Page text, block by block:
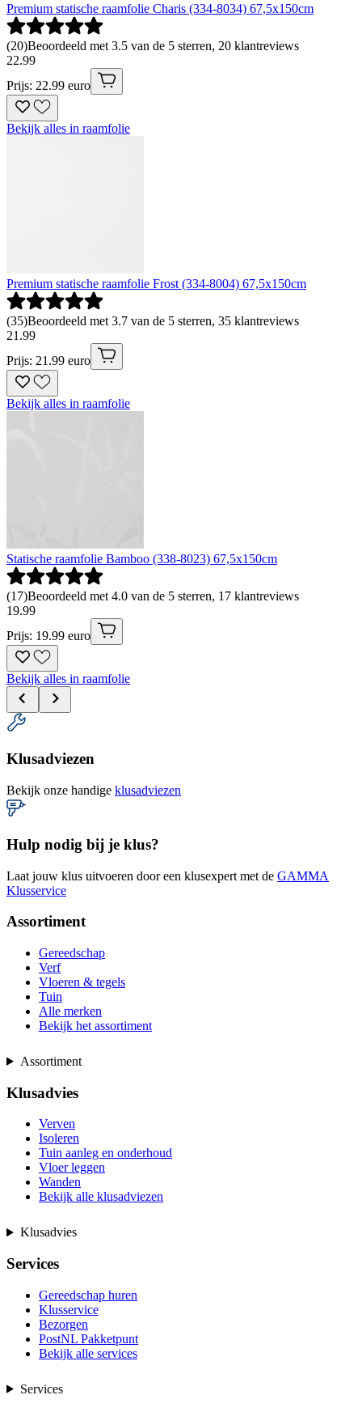
Premium statische raamfolie Charis (334-8034) 67,5x150cm
(20)Beoordeeld met 3.5 van de 5 sterren, 20 klantreviews
22.99
Prijs: 22.99 euro
Bekijk alles in raamfolie
Premium statische raamfolie Frost (334-8004) 67,5x150cm
(35)Beoordeeld met 3.7 van de 5 sterren, 35 klantreviews
21 .99
Prijs: 21.99 euro
Bekijk alles in raamfolie
Statische raamfolie Bamboo (338-8023) 67,5x150cm
(17)Beoordeeld met 4.0 van de 5 sterren, 17 klantreviews
19.99
Prijs: 19.99 euro
Bekijk alles in raamfolie
Klusadviezen
Bekijk onze handige klusadviezen
Hulp nodig bij je klus?
Laat jouw klus uitvoeren door een klusexpert met de GAMMA
Klusservice
Assortiment
Gereedschap
Verf
Vloeren & tegels
Tuin
Alle merken
Bekijk het assortiment
Assortiment
Klusadvies
Verven
Isoleren
Tuin aanleg en onderhoud
Vloer leggen
Wanden
Bekijk alle klusadviezen
Klusadvies
Services
Gereedschap huren
Klusservice
Bezorgen
PostNL Pakketpunt
Bekijk alle services
Services